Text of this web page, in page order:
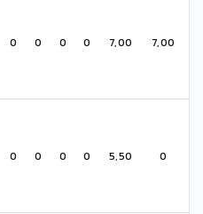
0 0 0 0 7,00 7,00
0 0 0 0 5,50 0